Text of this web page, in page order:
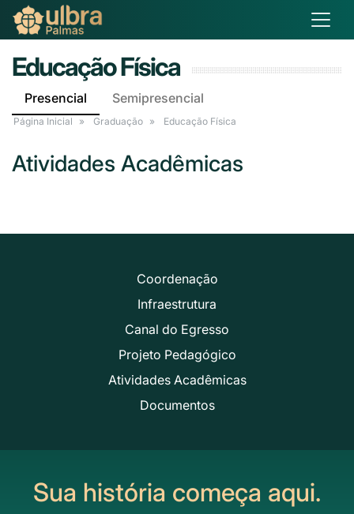
Educação Física
Presencial Semipresencial
Página Inicial Graduação Educação Física
Atividades Acadêmicas
Coordenação
Infraestrutura
Canal do Egresso
Projeto Pedagógico
Atividades Acadêmicas
Documentos
Sua história começa aqui.